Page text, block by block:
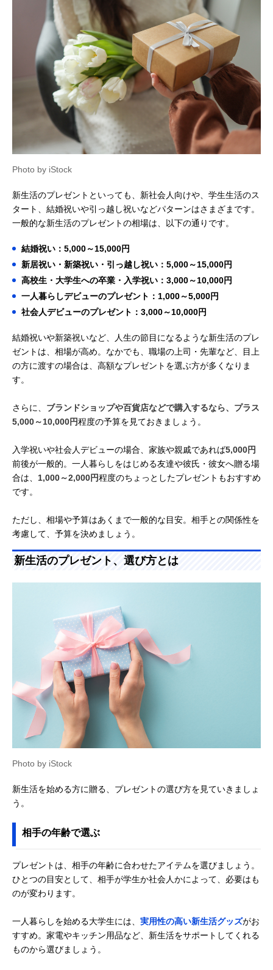
Photo by iStock
新生活のプレゼントといっても、新社会人向けや、学生生活のス
タート、結婚祝いや引っ越し祝いなどパターンはさまざまです。
一般的な新生活のプレゼントの相場は、以下の通りです。
結婚祝い：5,000～15,000円
新居祝い・新築祝い・引っ越し祝い：5,000～15,000円
高校生・大学生への卒業・入学祝い：3,000～10,000円
一人暮らしデビューのプレゼント：1,000～5,000円
社会人デビューのプレゼント：3,000～10,000円
結婚祝いや新築祝いなど、人生の節目になるような新生活のプレ
ゼントは、相場が高め。なかでも、職場の上司・先輩など、目上
の方に渡すの場合は、高額なプレゼントを選ぶ方が多くなりま
す。
さらに、 ブランドショップや百貨店などで購入するなら、プラス
5,000～10,000円程度の予算を見ておきましょう。
入学祝いや社会人デビューの場合、家族や親戚であれば5,000円
前後が一般的。一人暮らしをはじめる友達や彼氏・彼女へ贈る場
合は、 1,000～2,000円程度のちょっとしたプレゼントもおすすめ
です。
ただし、相場や予算はあくまで一般的な目安。相手との関係性を
考慮して、予算を決めましょう。
新生活のプレゼント、選び方とは
Photo by iStock
新生活を始める方に贈る、プレゼントの選び方を見ていきましょ
う。
相手の年齢で選ぶ
プレゼントは、相手の年齢に合わせたアイテムを選びましょう。
ひとつの目安として、相手が学生か社会人かによって、必要はも
のが変わります。
一人暮らしを始める大学生には、 実用性の高い新生活グッズがお
すすめ。家電やキッチン用品など、新生活をサポートしてくれる
ものから選びましょう。